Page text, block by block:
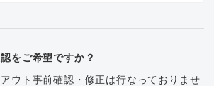
をご希望ですか？
ウト事前確認・修正は行なっておりませ